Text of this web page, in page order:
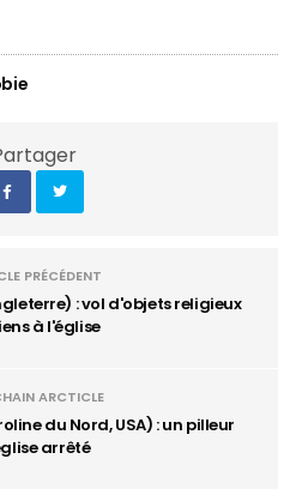
PRÉCÉDENT
: vol d'objets religieux
à l'église
ARCTICLE
du Nord, USA) : un pilleur
arrêté